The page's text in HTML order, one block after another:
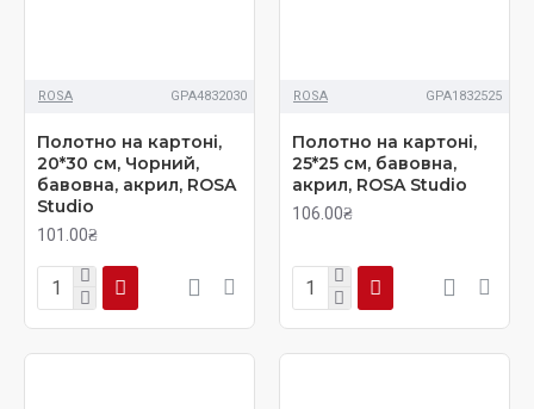
ROSA GPA4832030
Полотно на картоні,
20*30 см, Чорний,
бавовна, акрил, ROSA
Studio
101.00₴
ROSA GPA1832525
Полотно на картоні,
25*25 см, бавовна,
акрил, ROSA Studio
106.00₴